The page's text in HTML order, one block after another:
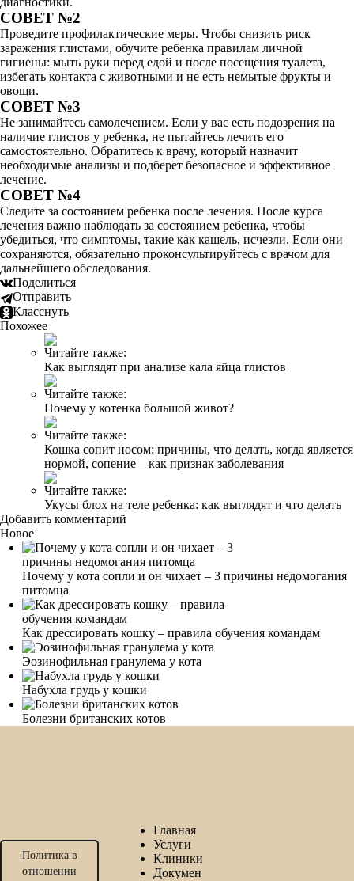
СОВЕТ №2
Проведите профилактические меры. Чтобы снизить риск
заражения глистами, обучите ребенка правилам личной
гигиены: мыть руки перед едой и после посещения туалета,
избегать контакта с животными и не есть немытые фрукты и
овощи.
СОВЕТ №3
Не занимайтесь самолечением. Если у вас есть подозрения на
наличие глистов у ребенка, не пытайтесь лечить его
самостоятельно. Обратитесь к врачу, который назначит
необходимые анализы и подберет безопасное и эффективное
лечение.
СОВЕТ №4
Следите за состоянием ребенка после лечения. После курса
лечения важно наблюдать за состоянием ребенка, чтобы
убедиться, что симптомы, такие как кашель, исчезли. Если они
сохраняются, обязательно проконсультируйтесь с врачом для
дальнейшего обследования.
Поделиться
Отправить
Класснуть
Похожее
Читайте также:
Как выглядят при анализе кала яйца глистов
Читайте также:
Почему у котенка большой живот?
Читайте также:
Кошка сопит носом: причины, что делать, когда является
нормой, сопение – как признак заболевания
Читайте также:
Укусы блох на теле ребенка: как выглядят и что делать
Добавить комментарий
Новое
Почему у кота сопли и он чихает – 3 причины недомогания
питомца
Как дрессировать кошку – правила обучения командам
Эозинофильная гранулема у кота
Набухла грудь у кошки
Болезни британских котов
Политика в
отношении
Главная
Услуги
Клиники
Докумен